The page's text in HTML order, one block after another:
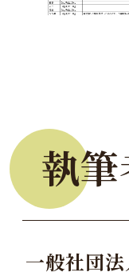
執
一般社団